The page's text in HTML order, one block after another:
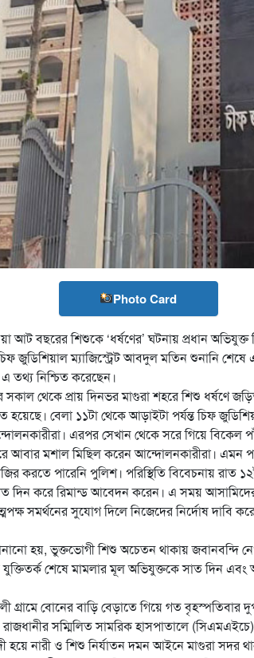
Photo Card
আট বছরের শিশুকে ‘ধর্ষণের’ ঘটনায় প্রধান
জুডিশিয়াল ম্যাজিস্ট্রেট আবদুল মতিন শুনানি
তথ্য নিশ্চিত করেছেন।
থেকে প্রায় দিনভর মাগুরা শহরে শিশু ধর্ষণে
হয়েছে। বেলা ১১টা থেকে আড়াইটা পর্যন্ত চিফ
এরপর সেখান থেকে সরে গিয়ে বিকেল
আবার মশাল মিছিল করেন আন্দোলনকারীরা। এমন
করতে পারেনি পুলিশ। পরিস্থিতি বিবেচনায় রাত
দিন করে রিমান্ড আবেদন করেন। এ সময়
সমর্থনের সুযোগ দিলে নিজেদের নির্দোষ দাবি
হয়, ভুক্তভোগী শিশু অচেতন থাকায় জবানবন্দি
শেষে মামলার মূল অভিযুক্তকে সাত দিন
গ্রামে বোনের বাড়ি বেড়াতে গিয়ে গত বৃহস্পতিবার
সম্মিলিত সামরিক হাসপাতালে
হয়ে নারী ও শিশু নির্যাতন দমন আইনে মাগুরা সদর